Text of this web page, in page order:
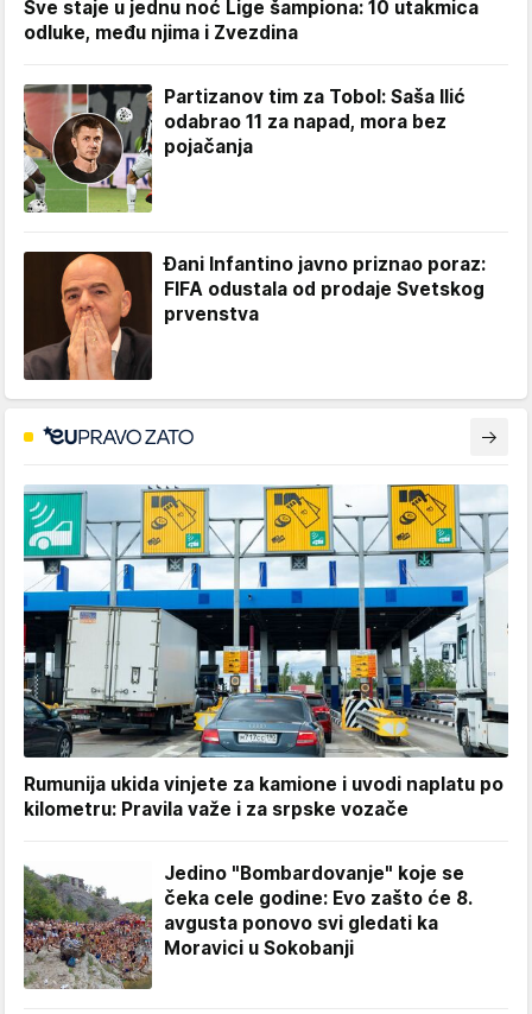
Sve staje u jednu noć Lige šampiona: 10 utakmica
odluke, među njima i Zvezdina
Partizanov tim za Tobol: Saša Ilić
odabrao 11 za napad, mora bez
pojačanja
Đani Infantino javno priznao poraz:
FIFA odustala od prodaje Svetskog
prvenstva
Rumunija ukida vinjete za kamione i uvodi naplatu po
kilometru: Pravila važe i za srpske vozače
Jedino "Bombardovanje" koje se
čeka cele godine: Evo zašto će 8.
avgusta ponovo svi gledati ka
Moravici u Sokobanji